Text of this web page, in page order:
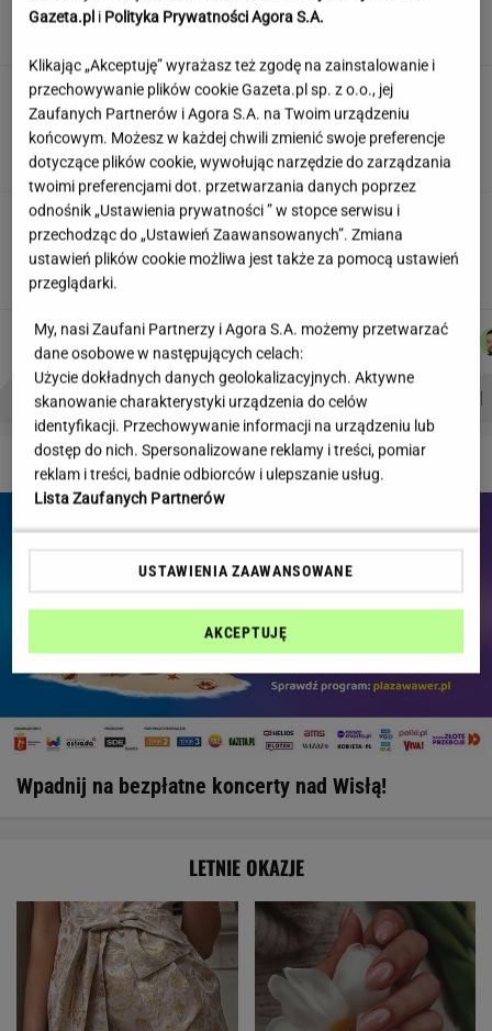
MATERIAŁ PROMOCYJNY
"Wymieniłam mojego byłego na
jego wujka milionera". Tak wciągają
mikrodramy
SUBSKRYPCJA
Jeździłem autem z paliwem, które
może zastąpić diesla. Frytura i olej roślinny
DZIEJE SIĘ!
Wpadnij na bezpłatne koncerty nad Wisłą!
Autorzy:
JUSTYNA
BRYCZKOWSKA
MICHAŁ
KIEDROWSKI
WIKTORIA
MARTA
PROBLEMY POLSKICH SIATKARZY ZNAK Z '30' WISŁAWA SZYMBORSKA
LETNIE OKAZJE
Gazeta.pl i Polityka Prywatności Agora S.A.
Klikając „Akceptuję” wyrażasz też zgodę na zainstalowanie i
przechowywanie plików cookie Gazeta.pl sp. z o.o., jej
Zaufanych Partnerów i Agora S.A. na Twoim urządzeniu
końcowym. Możesz w każdej chwili zmienić swoje preferencje
dotyczące plików cookie, wywołując narzędzie do zarządzania
twoimi preferencjami dot. przetwarzania danych poprzez
odnośnik „Ustawienia prywatności ” w stopce serwisu i
przechodząc do „Ustawień Zaawansowanych”. Zmiana
ustawień plików cookie możliwa jest także za pomocą ustawień
przeglądarki.
My, nasi Zaufani Partnerzy i Agora S.A. możemy przetwarzać
dane osobowe w następujących celach:
Użycie dokładnych danych geolokalizacyjnych. Aktywne
skanowanie charakterystyki urządzenia do celów
identyfikacji. Przechowywanie informacji na urządzeniu lub
dostęp do nich. Spersonalizowane reklamy i treści, pomiar
reklam i treści, badnie odbiorców i ulepszanie usług.
Lista Zaufanych Partnerów
USTAWIENIA ZAAWANSOWANE
AKCEPTUJĘ